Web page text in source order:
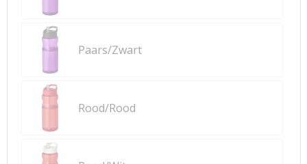
Paars/Zwart
Rood/Rood